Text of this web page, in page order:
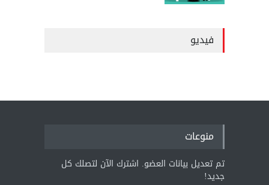
فيديو
منوعات
تم تعديل بيانات العضو. اشترك الآن لتصلك كل
جديد!